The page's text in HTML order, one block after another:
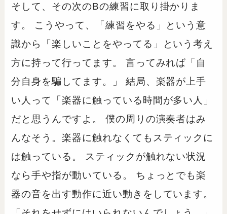
そして、その次のBの練習に取り掛かりま
す。 こうやって、「練習をやる」という意
識から「楽しいことをやってる」という考え
方に持って行ってます。 言ってみれば「自
分自身を騙してます。」 結局、楽器が上手
い人って「楽器に触っている時間が多い人」
だと思うんですよ。 僕の周りの演奏者はみ
んなそう。楽器に触れなくてもスティックに
は触っている。 スティックが触れない状況
なら手や指が動いている。 ちょっとでも楽
器の音を出す動作に近い動きをしています。